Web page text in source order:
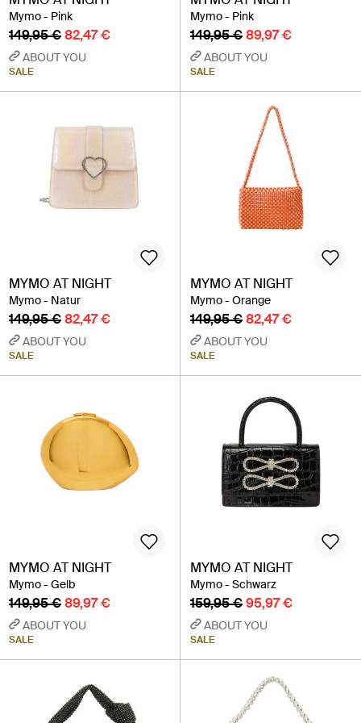
Mymo - Pink
149,95 €82,47 €
ABOUT YOU
SALE
Mymo - Pink
149,95 €89,97 €
ABOUT YOU
SALE
MYMO AT NIGHT
Mymo - Natur
149,95 €82,47 €
ABOUT YOU
SALE
MYMO AT NIGHT
Mymo - Orange
149,95 €82,47 €
ABOUT YOU
SALE
MYMO AT NIGHT
Mymo - Gelb
149,95 €89,97 €
ABOUT YOU
SALE
MYMO AT NIGHT
Mymo - Schwarz
159,95 €95,97 €
ABOUT YOU
SALE